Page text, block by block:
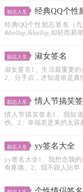
励志人生 经典QQ个性
经典QQ个性励志签名（
&hellip;&hellip;却轻而易
励志人生 淑女签名
淑女签名1、生活最重要的
2、分手后，才知道谁是真
励志人生 情人节搞笑
情人节搞笑签名1、我知
伤。2、幸福若是来的太容
励志人生 yy签名大全
yy签名大全1、我想念我
有疼痛。2、我不跟人比早